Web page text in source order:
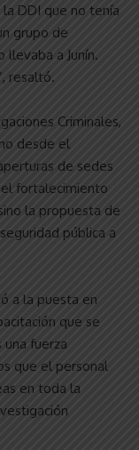
DDI que no tenía
grupo de
a Junín.
resaltó.
Criminales,
desde el
de sedes
fortalecimiento
la propuesta de
pública a
a la puesta en
que se
una fuerza
que el personal
en toda la